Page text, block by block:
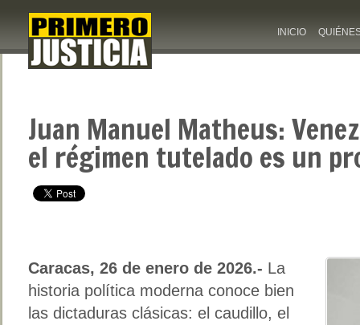
INICIO
Juan Manuel Matheus:
el régimen tutelado es un
Caracas, 26 de enero de 2026.- La
historia política moderna conoce bien
las dictaduras clásicas: el caudillo, el